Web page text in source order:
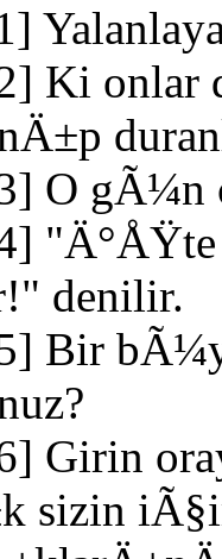
Ki onlar
O gÃ¼n
denilir.
Bir
Girin
sizin